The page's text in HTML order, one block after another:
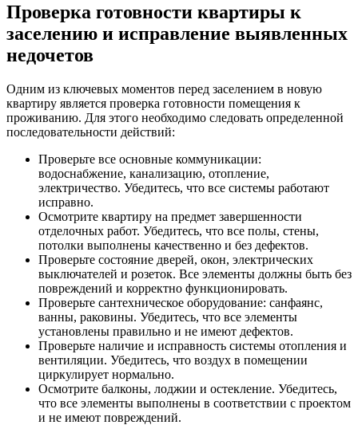
Проверка готовности квартиры к
заселению и исправление выявленных
недочетов
Одним из ключевых моментов перед заселением в новую
квартиру является проверка готовности помещения к
проживанию. Для этого необходимо следовать определенной
последовательности действий:
Проверьте все основные коммуникации:
водоснабжение, канализацию, отопление,
электричество. Убедитесь, что все системы работают
исправно.
Осмотрите квартиру на предмет завершенности
отделочных работ. Убедитесь, что все полы, стены,
потолки выполнены качественно и без дефектов.
Проверьте состояние дверей, окон, электрических
выключателей и розеток. Все элементы должны быть без
повреждений и корректно функционировать.
Проверьте сантехническое оборудование: санфаянс,
ванны, раковины. Убедитесь, что все элементы
установлены правильно и не имеют дефектов.
Проверьте наличие и исправность системы отопления и
вентиляции. Убедитесь, что воздух в помещении
циркулирует нормально.
Осмотрите балконы, лоджии и остекление. Убедитесь,
что все элементы выполнены в соответствии с проектом
и не имеют повреждений.